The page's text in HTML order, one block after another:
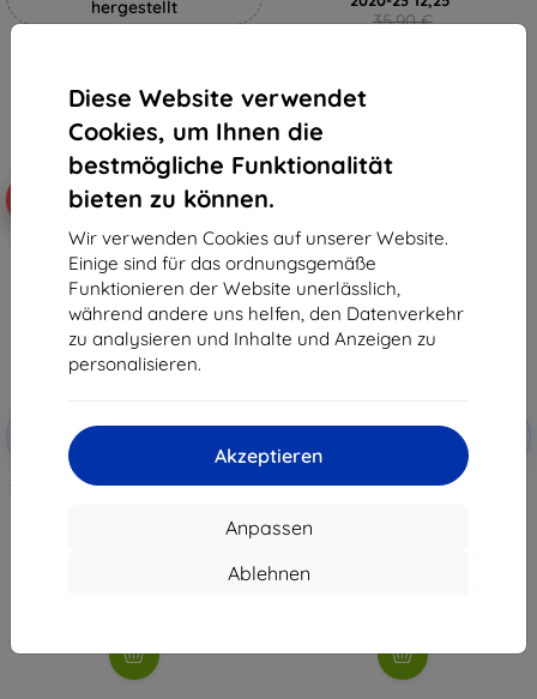
Diese Website verwendet
Cookies, um Ihnen die
bestmögliche Funktionalität
bieten zu können.
Wir verwenden Cookies auf unserer Website.
Einige sind für das ordnungsgemäße
Funktionieren der Website unerlässlich,
während andere uns helfen, den Datenverkehr
zu analysieren und Inhalte und Anzeigen zu
personalisieren.
Akzeptieren
Anpassen
Ablehnen
hergestellt
Auf Lager 4 Stk.
35,90 €
Auf Lager > 5 Stk.
mit
3mk TechWrap Matte Schutzfolie
EXTRA10
3mk TechWrap Matte